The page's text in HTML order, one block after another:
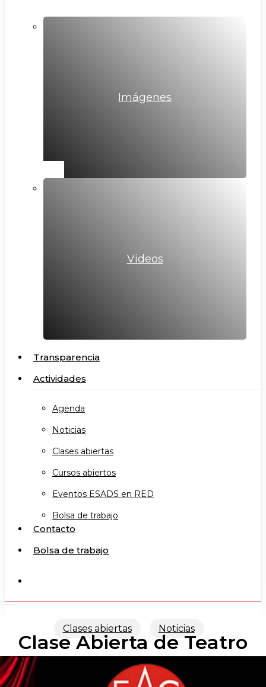
Imágenes
Videos
Transparencia
Actividades
Agenda
Noticias
Clases abiertas
Cursos abiertos
Eventos ESADS en RED
Bolsa de trabajo
Contacto
Bolsa de trabajo
Clases abiertas Noticias
Clase Abierta de Teatro
de Vanguardías